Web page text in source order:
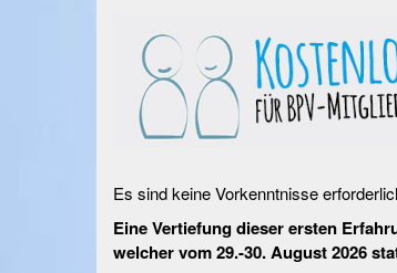
Es sind keine Vorkenntnisse
Eine Vertiefung dieser ersten
welcher vom 29.-30. August 2026